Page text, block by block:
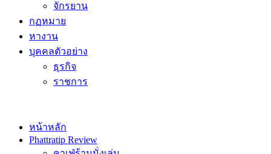
จักรยาน
กฏหมาย
หางาน
บุคคลตัวอย่าง
ธุรกิจ
ราชการ
หน้าหลัก
Phattratip Review